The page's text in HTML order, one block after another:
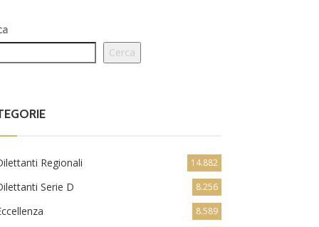
Cerca
Regionali 14.882
Serie D 8.256
8.589